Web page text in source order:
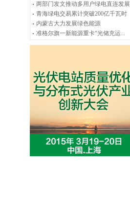
两部门发文推动多用户绿电直连发展
青海绿电交易累计突破200亿千瓦时
内蒙古大力发展绿色能源
准格尔旗一新能源重卡“光储充运...